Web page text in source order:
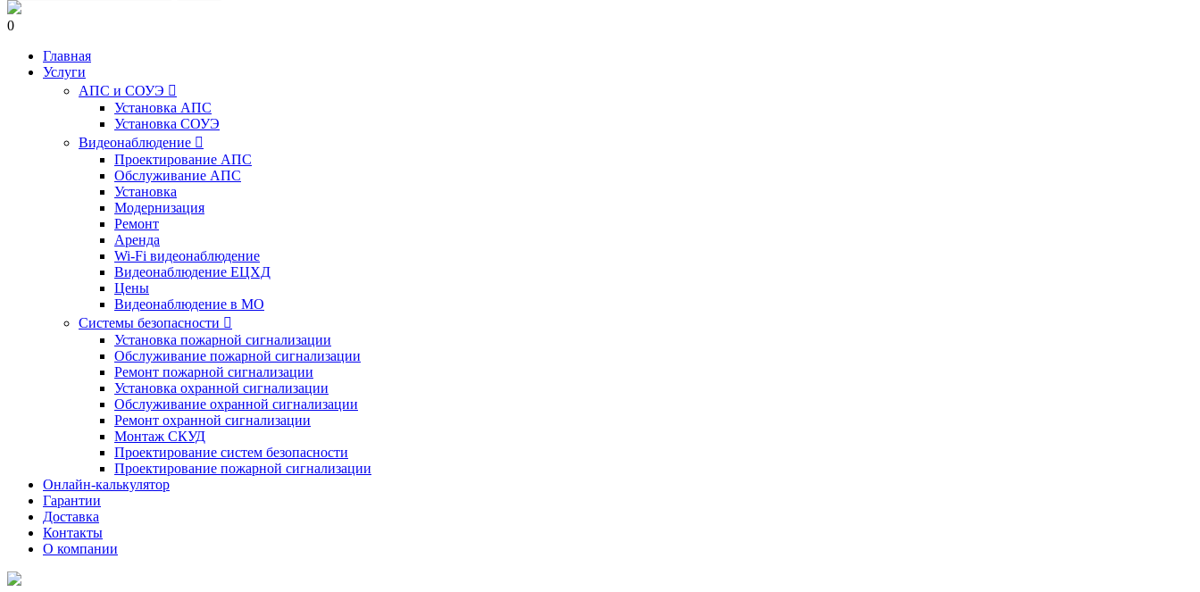
0
Главная
Услуги
АПС и СОУЭ 
Установка АПС
Установка СОУЭ
Видеонаблюдение 
Проектирование АПС
Обслуживание АПС
Установка
Модернизация
Ремонт
Аренда
Wi-Fi видеонаблюдение
Видеонаблюдение ЕЦХД
Цены
Видеонаблюдение в МО
Системы безопасности 
Установка пожарной сигнализации
Обслуживание пожарной сигнализации
Ремонт пожарной сигнализации
Установка охранной сигнализации
Обслуживание охранной сигнализации
Ремонт охранной сигнализации
Монтаж СКУД
Проектирование систем безопасности
Проектирование пожарной сигнализации
Онлайн-калькулятор
Гарантии
Доставка
Контакты
О компании